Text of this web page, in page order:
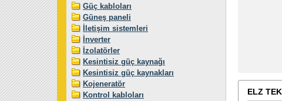
ELZ
Güç kabloları
Güneş paneli
İletişim sistemleri
İnverter
İzolatörler
Kesintisiz güç kaynağı
Kesintisiz güç kaynakları
Kojeneratör
Kontrol kabloları